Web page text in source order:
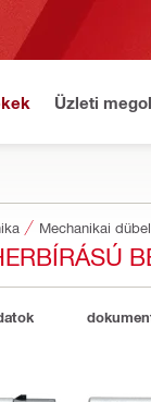
Üzleti
Mechanikai